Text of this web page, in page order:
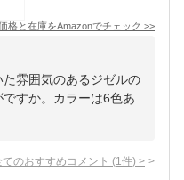
格と在庫をAmazonでチェック >>
雰囲気のあるジゼルの
すか。カラーは6色あ
てのおすすめコメント (1 件) >